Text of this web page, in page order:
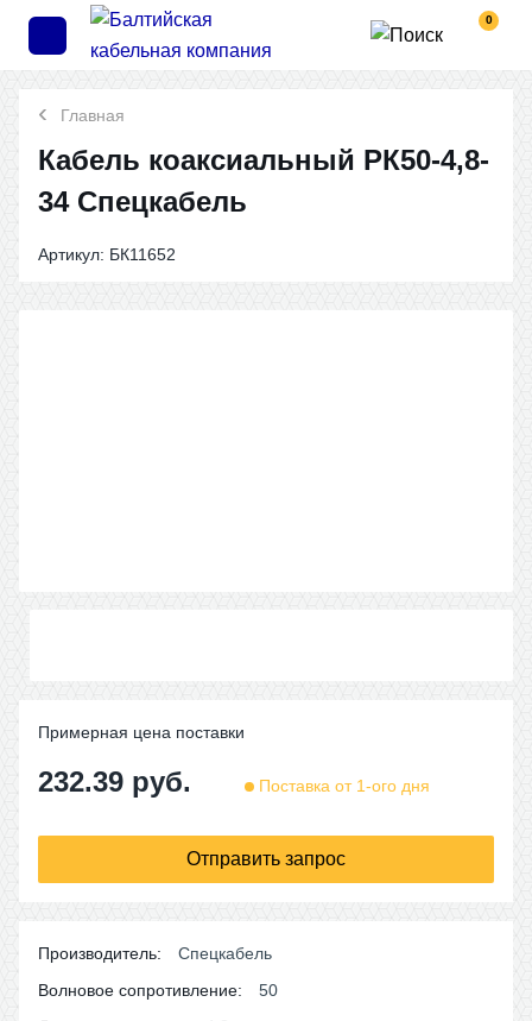
0
Главная
Кабель коаксиальный РК50-4,8-
34 Спецкабель
Артикул: БК11652
Примерная цена поставки
232.39 руб. Поставка от 1-ого дня
Отправить запрос
Производитель:
Спецкабель
Волновое сопротивление:
50